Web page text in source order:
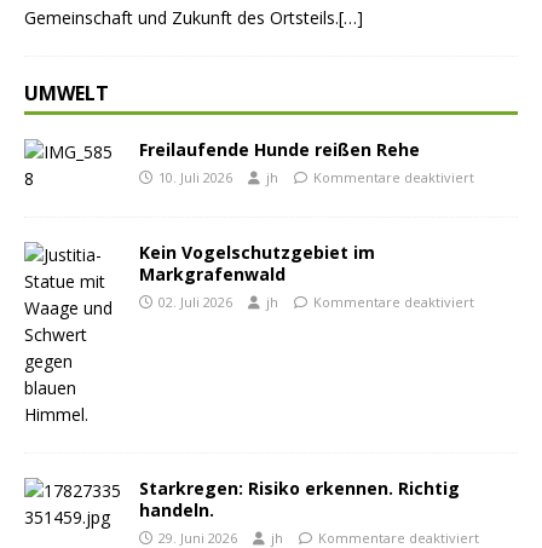
Gemeinschaft und Zukunft des Ortsteils.[…]
UMWELT
Freilaufende Hunde reißen Rehe
10. Juli 2026 jh Kommentare deaktiviert
Kein Vogelschutzgebiet im
Markgrafenwald
02. Juli 2026 jh Kommentare deaktiviert
Starkregen: Risiko erkennen. Richtig
handeln.
29. Juni 2026 jh Kommentare deaktiviert